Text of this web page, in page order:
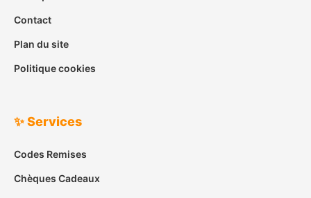
Contact
Plan du site
Politique cookies
✨ Services
Codes Remises
Chèques Cadeaux